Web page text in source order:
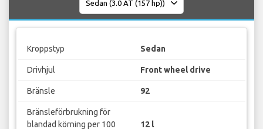
Kroppstyp Sedan
Drivhjul Front wheel drive
Bränsle 92
Bränsleförbrukning för
blandad körning per 100
12 l